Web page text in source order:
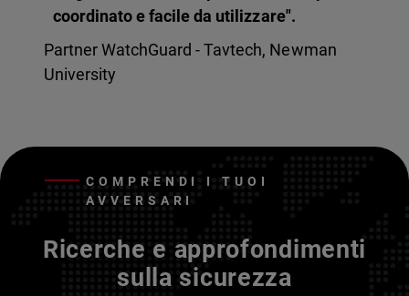
coordinato e facile da utilizzare".
Partner WatchGuard - Tavtech, Newman
University
COMPRENDI I TUOI
AVVERSARI
Ricerche e approfondimenti
sulla sicurezza